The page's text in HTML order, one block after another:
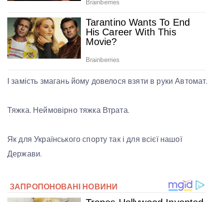
Ізамість змагань йому довелося взяти в руки Автомат.
Тяжка. Неймовірно тяжка Втрата.
Як для Українського спорту так і для всієї нашої
Держави.